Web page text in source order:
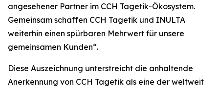
angesehener Partner im CCH Tagetik-Ökosystem.
Gemeinsam schaffen CCH Tagetik und INULTA
weiterhin einen spürbaren Mehrwert für unsere
gemeinsamen Kunden“.
Diese Auszeichnung unterstreicht die anhaltende
Anerkennung von CCH Tagetik als eine der weltweit